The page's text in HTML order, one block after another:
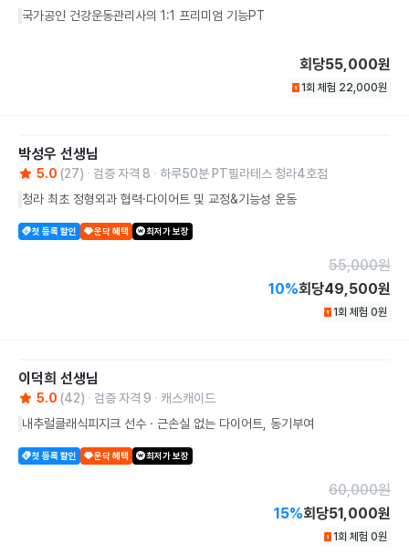
국가공인 건강운동관리사의 1:1 프리미엄 기능PT
회당55,000원
1회 체험 22,000원
박성우 선생님
5.0 (27) 검증 자격 8
하루50분 PT필라테스 청라4호점
청라 최초 정형외과 협력·다이어트 및 교정&기능성 운동
첫 등록 할인 운닥 혜택 최저가 보장
55,000원
10%회당49,500원
1회 체험 0원
이덕희 선생님
5.0 (42) 검증 자격 9
캐스캐이드
내추럴클래식피지크 선수ㆍ근손실 없는 다이어트, 동기부여
첫 등록 할인 운닥 혜택 최저가 보장
60,000원
15%회당51,000원
1회 체험 0원